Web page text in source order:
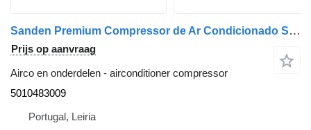
Sanden Premium Compressor de Ar Condicionado SD7H15 Premium;Kerax 5010483009 airconditioner compressor voor Renault Premiun / Kerax / Magnum vrachtwagen
Prijs op aanvraag
Airco en onderdelen - airconditioner compressor
5010483009
Portugal, Leiria